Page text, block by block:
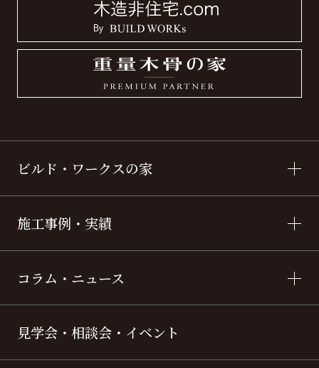
ビルド・ワークスの家
施工事例・実績
コラム・ニュース
見学会・相談会・イベント